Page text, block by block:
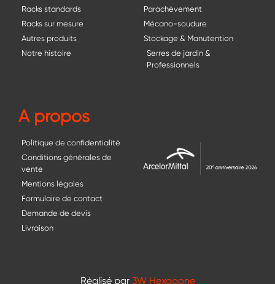
Racks standards
Racks sur mesure
Autres produits
Notre histoire
Parachèvement
Mécano-soudure
Stockage & Manutention
Serres de jardin &
Professionnels
A propos
Politique de confidentialité
Conditions générales de
vente
Mentions légales
Formulaire de contact
Demande de devis
Livraison
Réalisé par 3W Hexagone